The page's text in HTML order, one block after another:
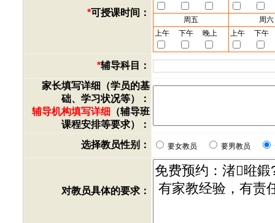
*可授课时间：
周五
周六
上午
下午 晚上 上午 下午
*辅导科目：
家长填写详细（学员的基
础、学习状况等）：
辅导机构填写详细 （辅导班
课程安排等要求）：
选择教员性别：
要女教员 要男教员
对教员具体的要求：